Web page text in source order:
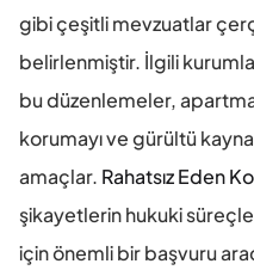
gibi çeşitli mevzuatlar
belirlenmiştir. İlgili
bu düzenlemeler,
korumayı ve gürültü
amaçlar. Rahatsız Eden
şikayetlerin hukuki
için önemli bir başvuru